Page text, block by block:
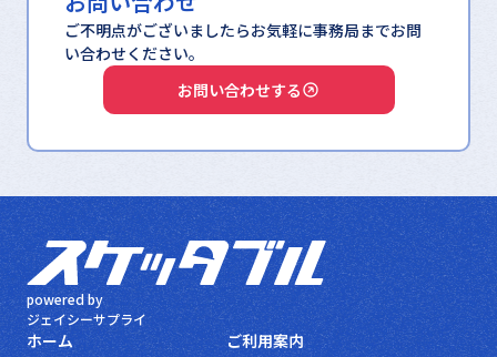
ご不明点がございましたらお気軽に事務局までお問
い合わせください。
お問い合わせする
powered by
ジェイシーサプライ
ホーム ご利用案内